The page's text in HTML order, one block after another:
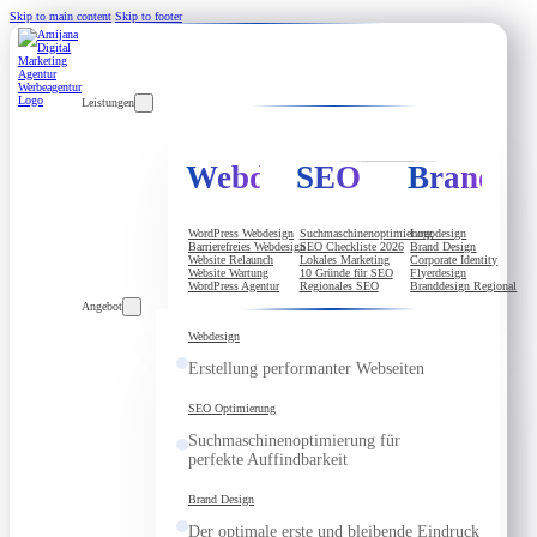
Skip to main content Skip to footer
Leistungen
Webdesign
WordPress Webdesign
Barrierefreies Webdesign
Website Relaunch
Website Wartung
WordPress Agentur
SEO
Suchmaschinenoptimierung
SEO Checkliste 2026
Lokales Marketing
10 Gründe für SEO
Regionales SEO
Logodesign
Brand Design
Corporate Identity
Flyerdesign
Branddesign Regional
Angebot
Webdesign
Erstellung performanter Webseiten
SEO Optimierung
Suchmaschinenoptimierung für
perfekte Auffindbarkeit
Brand Design
Der optimale erste und bleibende Eindruck